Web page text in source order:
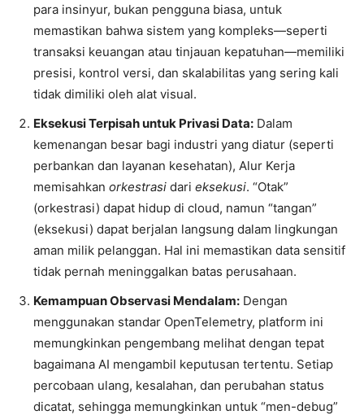
para insinyur, bukan pengguna biasa, untuk
memastikan bahwa sistem yang kompleks—seperti
transaksi keuangan atau tinjauan kepatuhan—memiliki
presisi, kontrol versi, dan skalabilitas yang sering kali
tidak dimiliki oleh alat visual.
Eksekusi Terpisah untuk Privasi Data: Dalam
kemenangan besar bagi industri yang diatur (seperti
perbankan dan layanan kesehatan), Alur Kerja
memisahkan orkestrasi dari eksekusi. “Otak”
(orkestrasi) dapat hidup di cloud, namun “tangan”
(eksekusi) dapat berjalan langsung dalam lingkungan
aman milik pelanggan. Hal ini memastikan data sensitif
tidak pernah meninggalkan batas perusahaan.
Kemampuan Observasi Mendalam: Dengan
menggunakan standar OpenTelemetry, platform ini
memungkinkan pengembang melihat dengan tepat
bagaimana AI mengambil keputusan tertentu. Setiap
percobaan ulang, kesalahan, dan perubahan status
dicatat, sehingga memungkinkan untuk “men-debug”